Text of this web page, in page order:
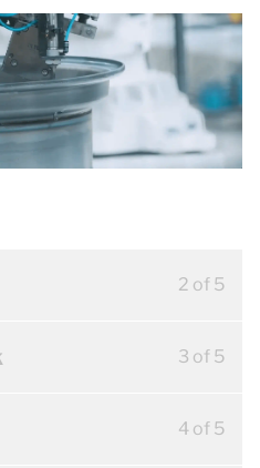
2 of 5
3 of 5
4 of 5